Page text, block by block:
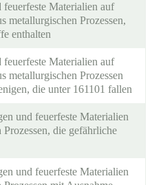
Materialien auf
metallurgischen Prozessen,
enthalten
Materialien auf
metallurgischen Prozessen
die unter 161101 fallen
und feuerfeste Materialien
Prozessen, die gefährliche
und feuerfeste Materialien